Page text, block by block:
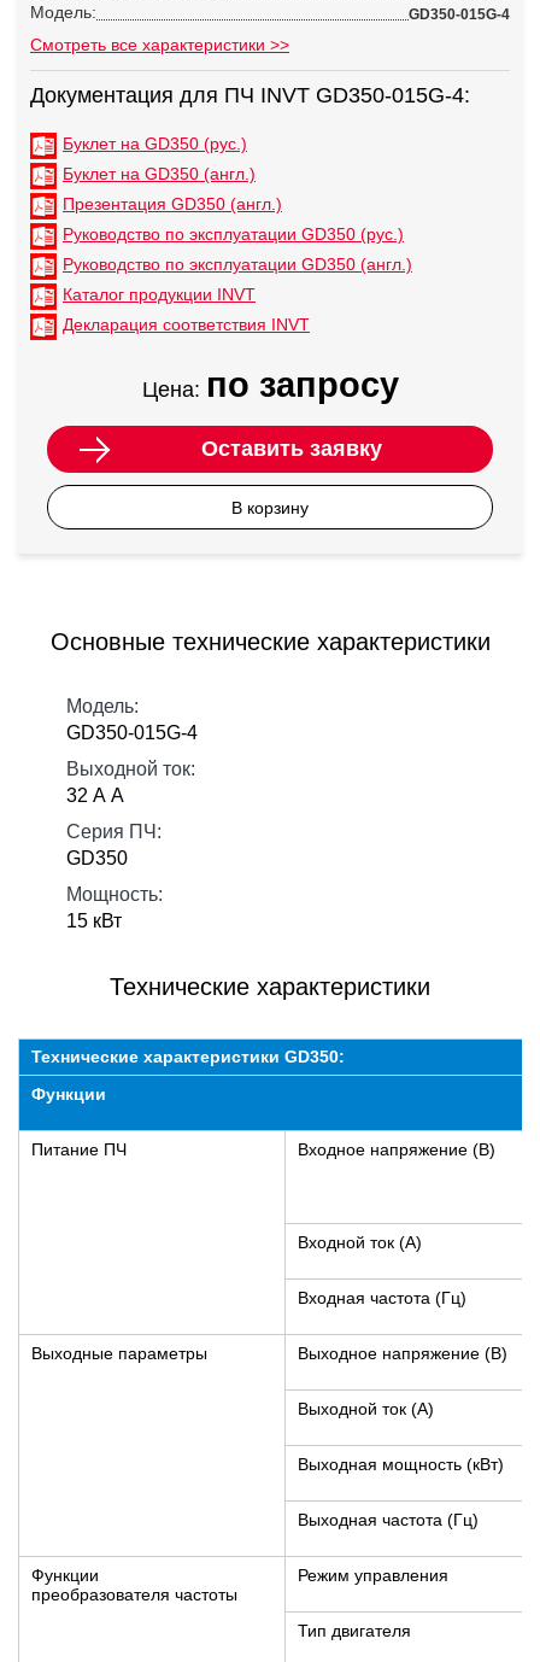
Модель: GD350-015G-4
Смотреть все характеристики >>
Документация для ПЧ INVT GD350-015G-4:
Буклет на GD350 (рус.)
Буклет на GD350 (англ.)
Презентация GD350 (англ.)
Руководство по эксплуатации GD350 (рус.)
Руководство по эксплуатации GD350 (англ.)
Каталог продукции INVT
Декларация соответствия INVT
Цена: по запросу
Оставить заявку
В корзину
Основные технические характеристики
Модель:
GD350-015G-4
Выходной ток:
32 А А
Серия ПЧ:
GD350
Мощность:
15 кВт
Технические характеристики
Технические характеристики GD350:
Функции
Питание ПЧ Входное напряжение (В)
Входной ток (А)
Входная частота (Гц)
Выходные параметры Выходное напряжение (В)
Выходной ток (A)
Выходная мощность (кВт)
Выходная частота (Гц)
Функции
преобразователя частоты
Режим управления
Тип двигателя